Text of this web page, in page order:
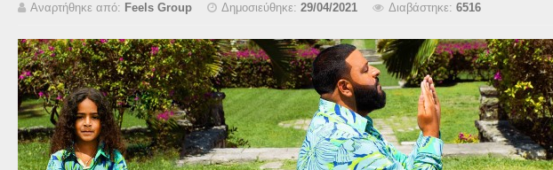
Αναρτήθηκε από: Feels Group Δημοσιεύθηκε: 29/04/2021 Διαβάστηκε: 6516